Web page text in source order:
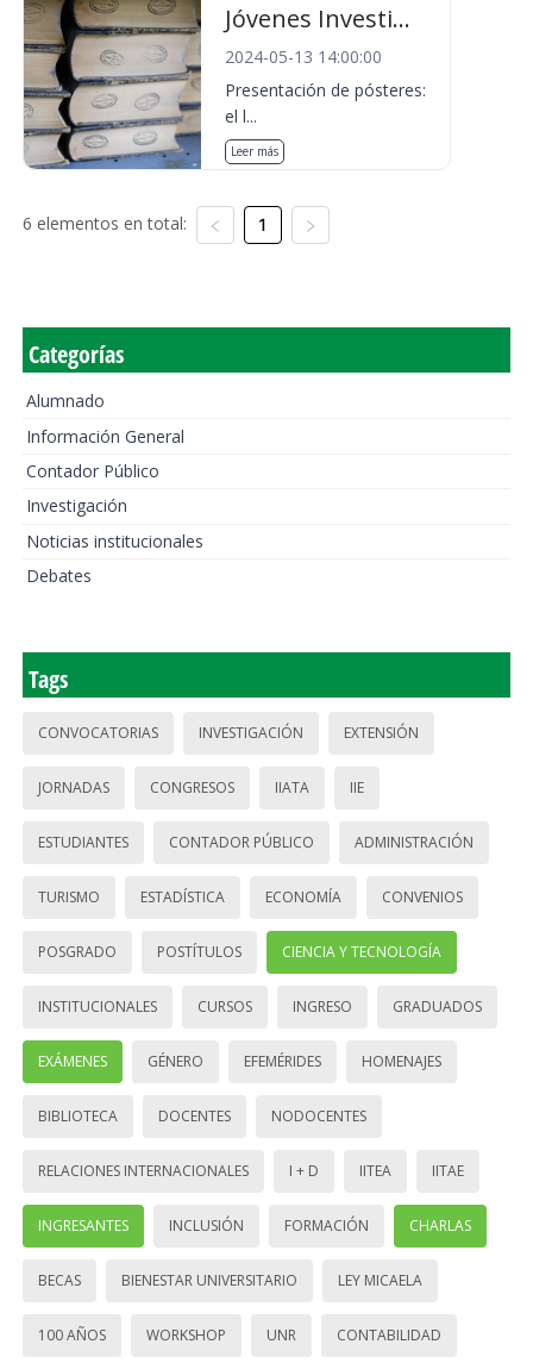
Jóvenes Investi...
2024-05-13 14:00:00
Presentación de pósteres:
el l...
Leer más
6 elementos en total: 1
Categorías
Alumnado
Información General
Contador Público
Investigación
Noticias institucionales
Debates
Tags
CONVOCATORIAS INVESTIGACIÓN EXTENSIÓN
JORNADAS CONGRESOS IIATA IIE
ESTUDIANTES CONTADOR PÚBLICO ADMINISTRACIÓN
TURISMO ESTADÍSTICA ECONOMÍA CONVENIOS
POSGRADO POSTÍTULOS CIENCIA Y TECNOLOGÍA
INSTITUCIONALES CURSOS INGRESO GRADUADOS
EXÁMENES GÉNERO EFEMÉRIDES HOMENAJES
BIBLIOTECA DOCENTES NODOCENTES
RELACIONES INTERNACIONALES I + D IITEA IITAE
INGRESANTES INCLUSIÓN FORMACIÓN CHARLAS
BECAS BIENESTAR UNIVERSITARIO LEY MICAELA
100 AÑOS WORKSHOP UNR CONTABILIDAD